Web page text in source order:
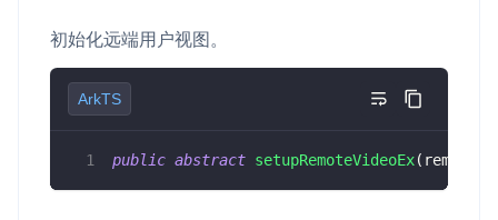
初始化远端用户视图。
ArkTS
public abstract setupRemoteVideoEx( remote